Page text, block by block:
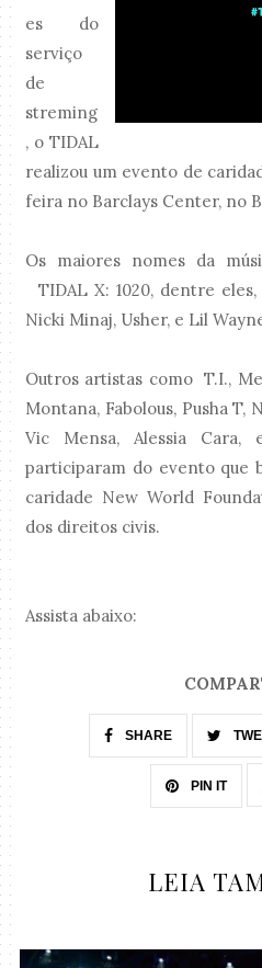
es do
serviço
de
streming
, o TIDAL
realizou um evento de
feira no Barclays Center, no
Os maiores nomes da
TIDAL X: 1020, dentre
Nicki Minaj, Usher, e Lil
Outros artistas como T.I.,
Montana, Fabolous, Pusha T,
Vic Mensa, Alessia Cara,
participaram do evento que
caridade New World
dos direitos civis.
Assista abaixo:
SHARE
PIN IT
LEIA